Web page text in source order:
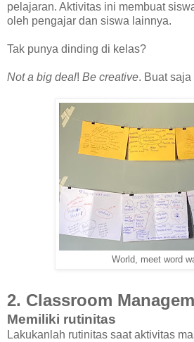
pelajaran. Aktivitas ini membuat
oleh pengajar dan siswa lainnya.
Tak punya dinding di kelas?
Not a big deal! Be creative. Buat
World, meet word
2. Classroom
Memiliki rutinitas
Lakukanlah rutinitas saat aktivitas